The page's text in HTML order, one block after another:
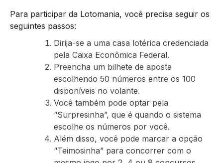
Para participar da Lotomania, você precisa seguir os
seguintes passos:
Dirija-se a uma casa lotérica credenciada
pela Caixa Econômica Federal.
Preencha um bilhete de aposta
escolhendo 50 números entre os 100
disponíveis no volante.
Você também pode optar pela
“Surpresinha”, que é quando o sistema
escolhe os números por você.
Além disso, você pode marcar a opção
“Teimosinha” para concorrer com o